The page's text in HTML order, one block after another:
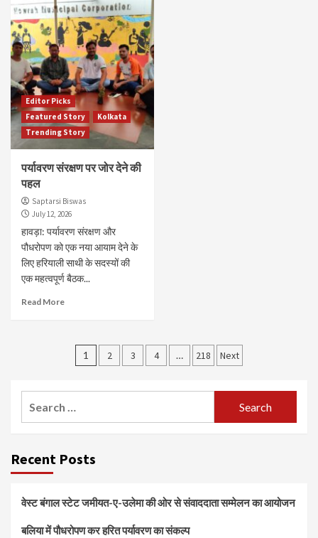
Editor Picks
Featured Story
Kolkata
Trending Story
पर्यावरण संरक्षण पर जोर देने की
पहल
Saptarsi Biswas
July 12, 2026
हावड़ा: पर्यावरण संरक्षण और
पौधरोपण को एक नया आयाम देने के
लिए हरियाली साथी के सदस्यों की
एक महत्वपूर्ण बैठक...
Read More
Posts
1 2 3 4 … 218 Next
Recent Posts
वेस्ट बंगाल स्टेट जमीयत-ए-उलेमा की ओर से संवाददाता सम्मेलन का आयोजन
बलिया में पौधरोपण कर हरित पर्यावरण का संकल्प